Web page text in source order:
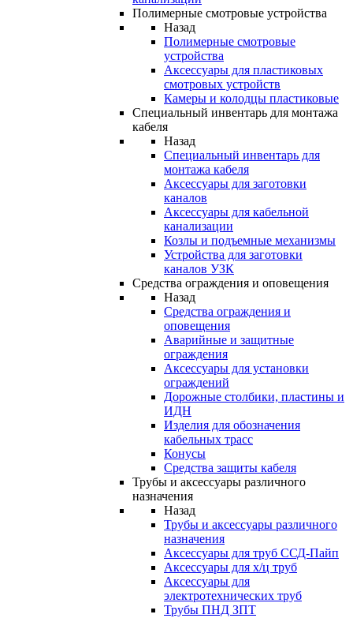
Полимерные смотровые устройства
Назад
Полимерные смотровые
устройства
Аксессуары для пластиковых
смотровых устройств
Камеры и колодцы пластиковые
Специальный инвентарь для монтажа
кабеля
Назад
Специальный инвентарь для
монтажа кабеля
Аксессуары для заготовки
каналов
Аксессуары для кабельной
канализации
Козлы и подъемные механизмы
Устройства для заготовки
каналов УЗК
Средства ограждения и оповещения
Назад
Средства ограждения и
оповещения
Аварийные и защитные
ограждения
Аксессуары для установки
ограждений
Дорожные столбики, пластины и
ИДН
Изделия для обозначения
кабельных трасс
Конусы
Средства защиты кабеля
Трубы и аксессуары различного
назначения
Назад
Трубы и аксессуары различного
назначения
Аксессуары для труб ССД-Пайп
Аксессуары для х/ц труб
Аксессуары для
электротехнических труб
Трубы ПНД ЗПТ